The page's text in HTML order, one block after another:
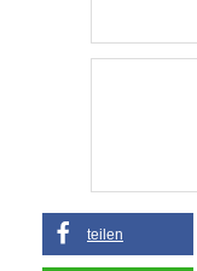
teilen